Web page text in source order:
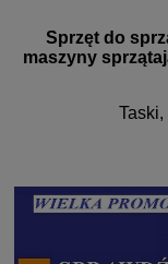
Sprzęt do
maszyny
Taski,